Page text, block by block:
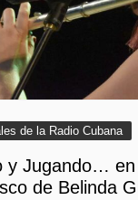
de la Radio Cubana
y Jugando…
de Belinda